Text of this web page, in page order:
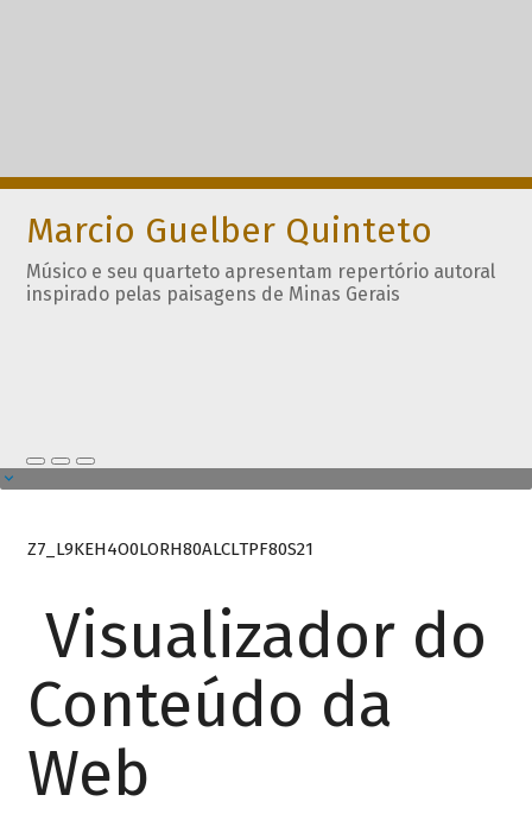
Marcio Guelber Quinteto
Músico e seu quarteto apresentam repertório autoral
inspirado pelas paisagens de Minas Gerais
Z7_L9KEH4O0LORH80ALCLTPF80S21
Visualizador do
Conteúdo da
Web